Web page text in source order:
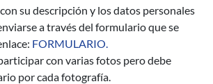
su descripción y los datos personales
a través del formulario que se
FORMULARIO.
con varias fotos pero debe
por cada fotografía.